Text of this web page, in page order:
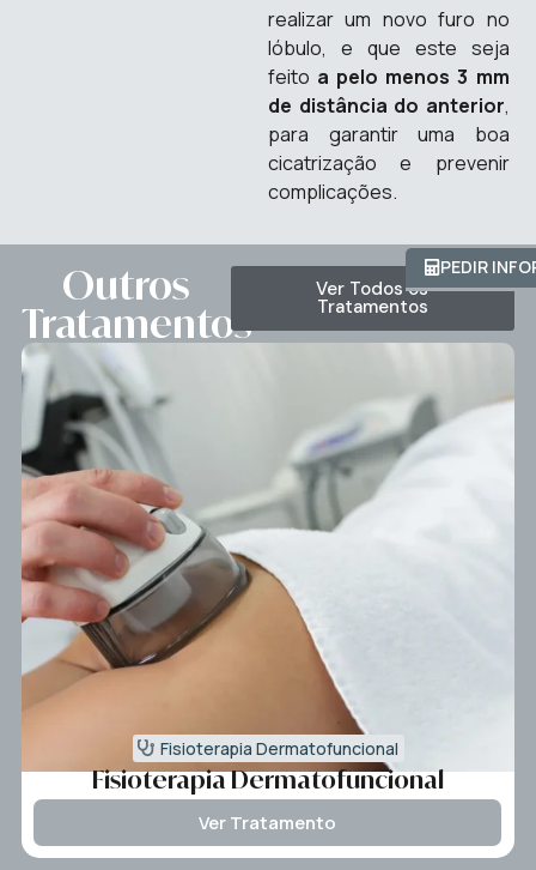
realizar um novo furo no
lóbulo, e que este seja
feito a pelo menos 3 mm
de distância do anterior,
para garantir uma boa
cicatrização e prevenir
complicações.
Outros
Tratamentos
Ver Todos os
Tratamentos
Fisioterapia Dermatofuncional
Fisioterapia Dermatofuncional
Ver Tratamento
PEDIR